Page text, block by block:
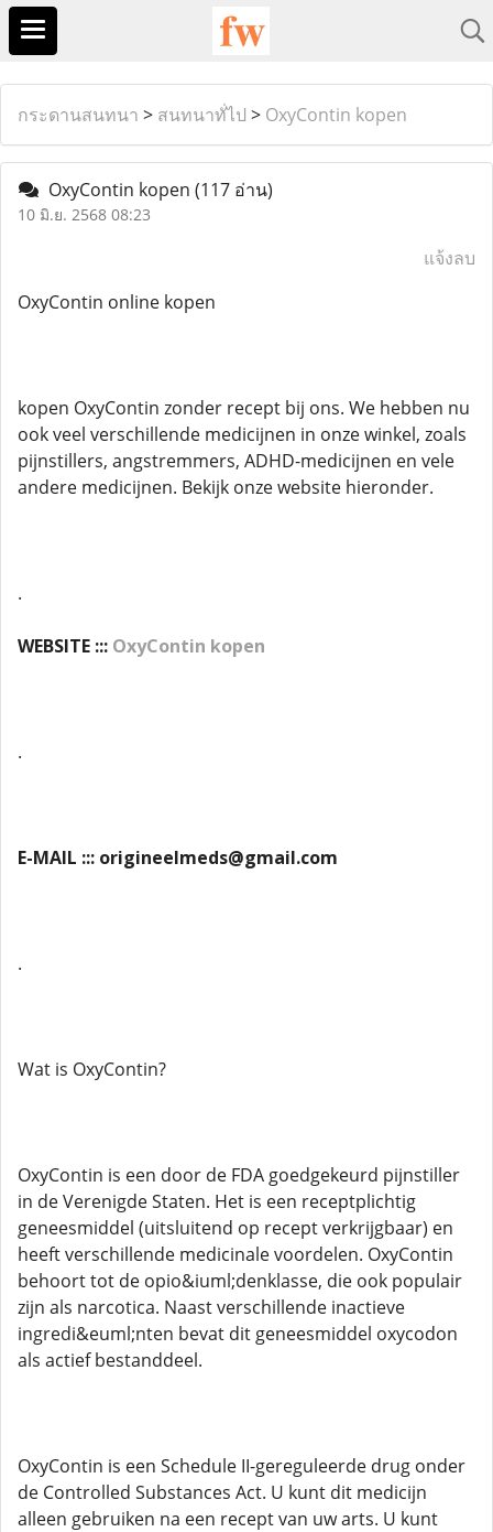
กระดานสนทนา > สนทนาทั่ไป > OxyContin kopen
OxyContin kopen (117 อ่าน)
10 มิ.ย. 2568 08:23
แจ้งลบ
OxyContin online kopen
kopen OxyContin zonder recept bij ons. We hebben nu
ook veel verschillende medicijnen in onze winkel, zoals
pijnstillers, angstremmers, ADHD-medicijnen en vele
andere medicijnen. Bekijk onze website hieronder.
.
WEBSITE ::: OxyContin kopen
.
E-MAIL ::: origineelmeds@gmail.com
.
Wat is OxyContin?
OxyContin is een door de FDA goedgekeurd pijnstiller
in de Verenigde Staten. Het is een receptplichtig
geneesmiddel (uitsluitend op recept verkrijgbaar) en
heeft verschillende medicinale voordelen. OxyContin
behoort tot de opio&iuml;denklasse, die ook populair
zijn als narcotica. Naast verschillende inactieve
ingredi&euml;nten bevat dit geneesmiddel oxycodon
als actief bestanddeel.
OxyContin is een Schedule II-gereguleerde drug onder
de Controlled Substances Act. U kunt dit medicijn
alleen gebruiken na een recept van uw arts. U kunt